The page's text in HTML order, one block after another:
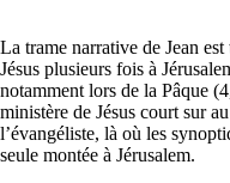
La trame narrative de Jean
Jésus plusieurs fois à
notamment lors de la Pâque
ministère de Jésus court sur
l’évangéliste, là où les
seule montée à Jérusalem.